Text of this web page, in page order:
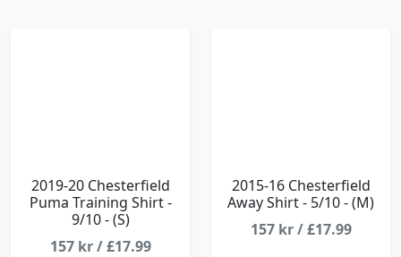
2019-20 Chesterfield
Puma Training Shirt -
9/10 - (S)
157 kr / £17.99
2015-16 Chesterfield
Away Shirt - 5/10 - (M)
157 kr / £17.99